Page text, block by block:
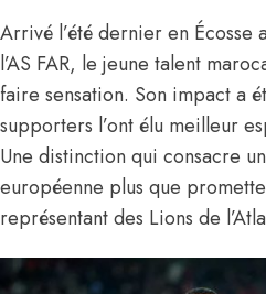
Arrivé l’été dernier en Écosse
l’AS FAR, le jeune talent
faire sensation. Son impact a
supporters l’ont élu meilleur
Une distinction qui consacre
européenne plus que
représentant des Lions de